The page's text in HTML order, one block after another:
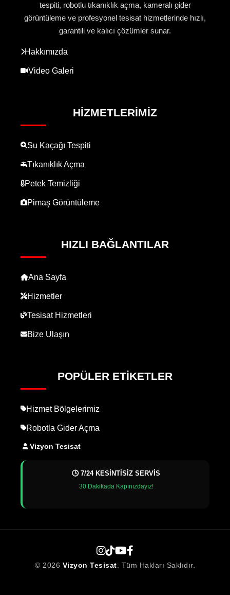
tespiti, robotlu tıkanıklık açma, kameralı gider
görüntüleme ve profesyonel tesisat hizmetlerinde hızlı,
garantili ve kalıcı çözümler sunar.
Hakkımızda
Video Galeri
HIZMETLERIMIZ
Su Kaçağı Tespiti
Tıkanıklık Açma
Petek Temizliği
Pimaş Görüntüleme
HIZLI BAĞLANTILAR
Ana Sayfa
Hizmetler
Tesisat Hizmetleri
Bize Ulaşın
POPÜLER ETIKETLER
Hizmet Bölgelerimiz
Robotla Gider Açma
Vizyon Tesisat
🕒 7/24 KESİNTİSİZ SERVİS
30 Dakikada Kapınızdayız!
© 2026 Vizyon Tesisat. Tüm Hakları Saklıdır.